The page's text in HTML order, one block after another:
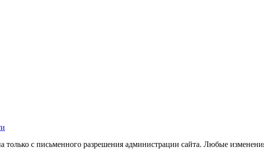
только с письменного разрешения администрации сайта. Любые